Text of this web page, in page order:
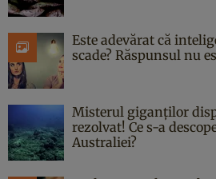
Este adevărat că
scade? Răspunsul nu
Misterul giganților
rezolvat! Ce s-a
Australiei?